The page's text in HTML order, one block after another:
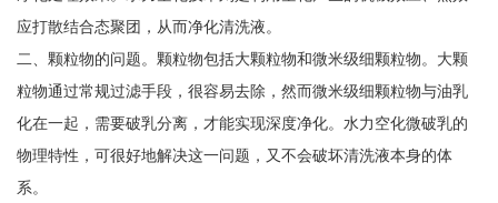
应打散结合态聚团，从而净化清洗液。
二、颗粒物的问题。颗粒物包括大颗粒物和微米级细颗粒物。大颗
粒物通过常规过滤手段，很容易去除，然而微米级细颗粒物与油乳
化在一起，需要破乳分离，才能实现深度净化。水力空化微破乳的
物理特性，可很好地解决这一问题，又不会破坏清洗液本身的体
系。